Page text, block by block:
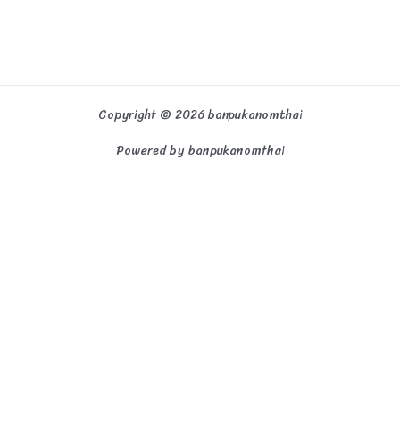
Copyright © 2026 banpukanomthai
Powered by banpukanomthai